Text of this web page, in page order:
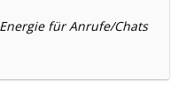
für Anrufe/Chats